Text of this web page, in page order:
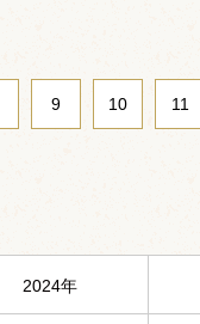
9 10 11
2024年